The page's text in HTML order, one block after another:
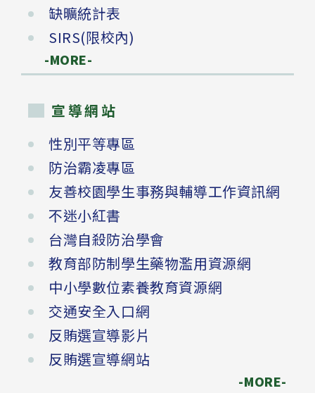
缺曠統計表
SIRS(限校內)
-MORE-
宣導網站
性別平等專區
防治霸凌專區
友善校園學生事務與輔導工作資訊網
不迷小紅書
台灣自殺防治學會
教育部防制學生藥物濫用資源網
中小學數位素養教育資源網
交通安全入口網
反賄選宣導影片
反賄選宣導網站
-MORE-